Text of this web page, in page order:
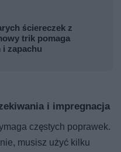
ściereczek z
trik pomaga
i zapachu
i impregnacja
częstych poprawek.
musisz użyć kilku